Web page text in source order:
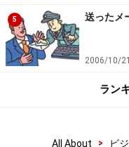
5 送ったメ
2006/10/21
ラン
All About > ビ